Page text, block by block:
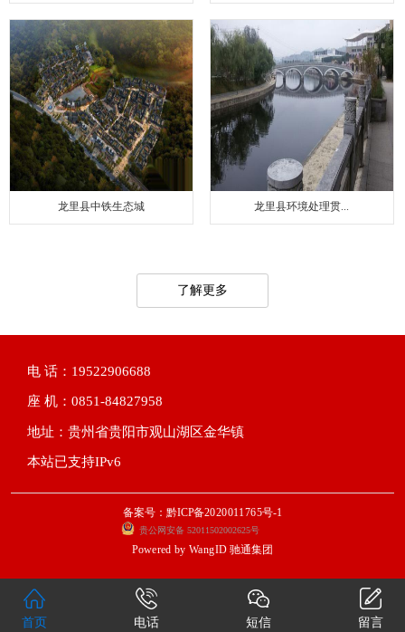
龙里县中铁生态城 龙里县环境处理贯...
了解更多
电 话：19522906688
座 机：0851-84827958
地址：贵州省贵阳市观山湖区金华镇
本站已支持IPv6
备案号：黔ICP备2020011765号-1
贵公网安备 52011502002625号
Powered by WangID 驰通集团
首页 电话 短信 留言